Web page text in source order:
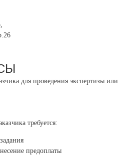
для проведения экспертизы или
требуется:
предоплаты